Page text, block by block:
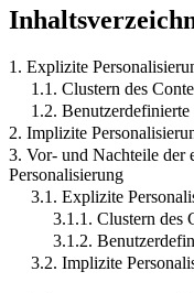
1. Explizite
1.1. Clustern des
1.2.
2. Implizite
3. Vor- und Nachteile der
Personalisierung
3.1. Explizite
3.1.1. Clustern des
3.1.2.
3.2. Implizite